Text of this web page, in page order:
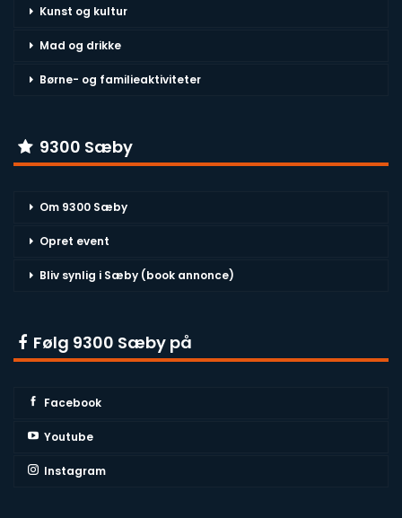
Kunst og kultur
Mad og drikke
Børne- og familieaktiviteter
9300 Sæby
Om 9300 Sæby
Opret event
Bliv synlig i Sæby (book annonce)
Følg 9300 Sæby på
Facebook
Youtube
Instagram